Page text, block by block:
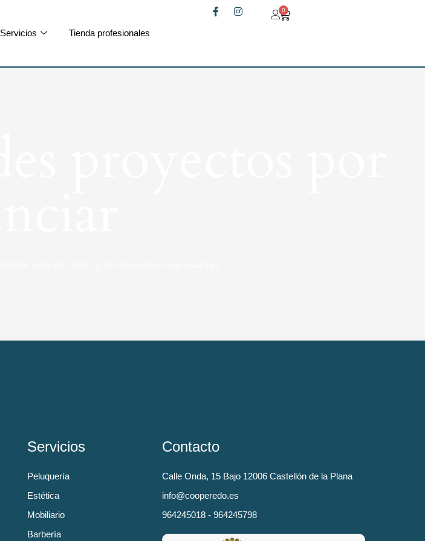
Servicios Tienda profesionales
0
Servicios
Peluquería
Estética
Mobiliario
Barbería
Contacto
Calle Onda, 15 Bajo 12006 Castellón de la Plana
info@cooperedo.es
964245018 - 964245798